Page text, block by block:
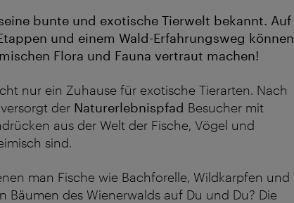
bunte und exotische Tierwelt bekannt. Auf
und einem Wald-Erfahrungsweg können
Flora und Fauna vertraut machen!
nur ein Zuhause für exotische Tierarten. Nach
der Naturerlebnispfad Besucher mit
aus der Welt der Fische, Vögel und
sind.
man Fische wie Bachforelle, Wildkarpfen und
des Wienerwalds auf Du und Du? Die